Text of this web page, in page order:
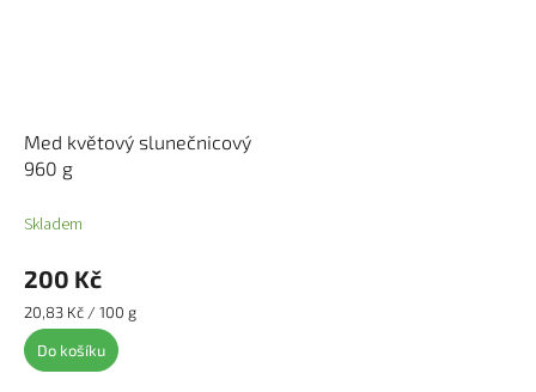
Med květový slunečnicový
960 g
Skladem
200 Kč
Měrná
cena:
20,83 Kč / 100 g
Do košíku